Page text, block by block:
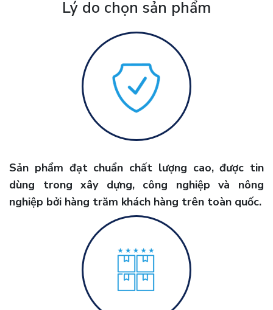
Lý do chọn sản phẩm
Sản phẩm đạt chuẩn chất lượng cao, được tin
dùng trong xây dựng, công nghiệp và nông
nghiệp bởi hàng trăm khách hàng trên toàn quốc.